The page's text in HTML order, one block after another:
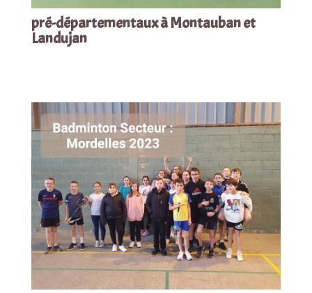
pré-départementaux à Montauban et
Landujan